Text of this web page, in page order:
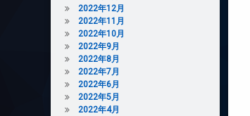
2022年12月
2022年11月
2022年10月
2022年9月
2022年8月
2022年7月
2022年6月
2022年5月
2022年4月